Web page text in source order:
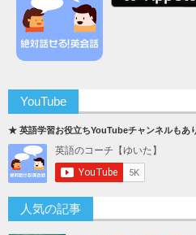
YouTube
★ 英語学習お役立ちYouTubeチャンネルもあ
人気の記事